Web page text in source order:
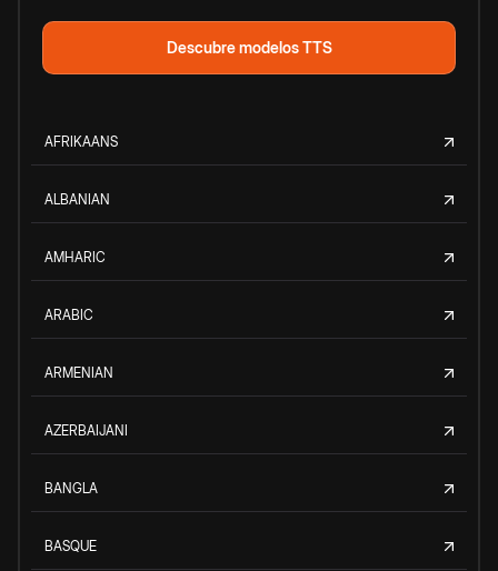
Descubre modelos TTS
AFRIKAANS
ALBANIAN
AMHARIC
ARABIC
ARMENIAN
AZERBAIJANI
BANGLA
BASQUE